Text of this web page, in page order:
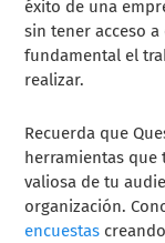
éxito de una
sin tener acceso
fundamental el
realizar.
Recuerda que
herramientas
valiosa de tu
organización.
encuestas